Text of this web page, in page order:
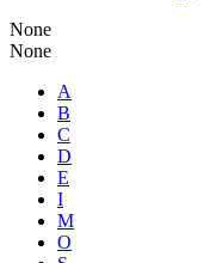
None
None
A
B
C
D
E
I
M
O